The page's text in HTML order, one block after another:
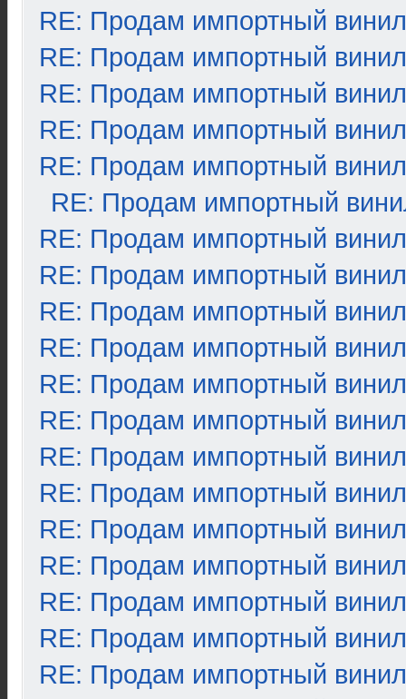
RE: Продам импортный винил
RE: Продам импортный винил
RE: Продам импортный винил
RE: Продам импортный винил
RE: Продам импортный винил
RE: Продам импортный
RE: Продам импортный винил
RE: Продам импортный винил
RE: Продам импортный винил
RE: Продам импортный винил
RE: Продам импортный винил
RE: Продам импортный винил
RE: Продам импортный винил
RE: Продам импортный винил
RE: Продам импортный винил
RE: Продам импортный винил
RE: Продам импортный винил
RE: Продам импортный винил
RE: Продам импортный винил